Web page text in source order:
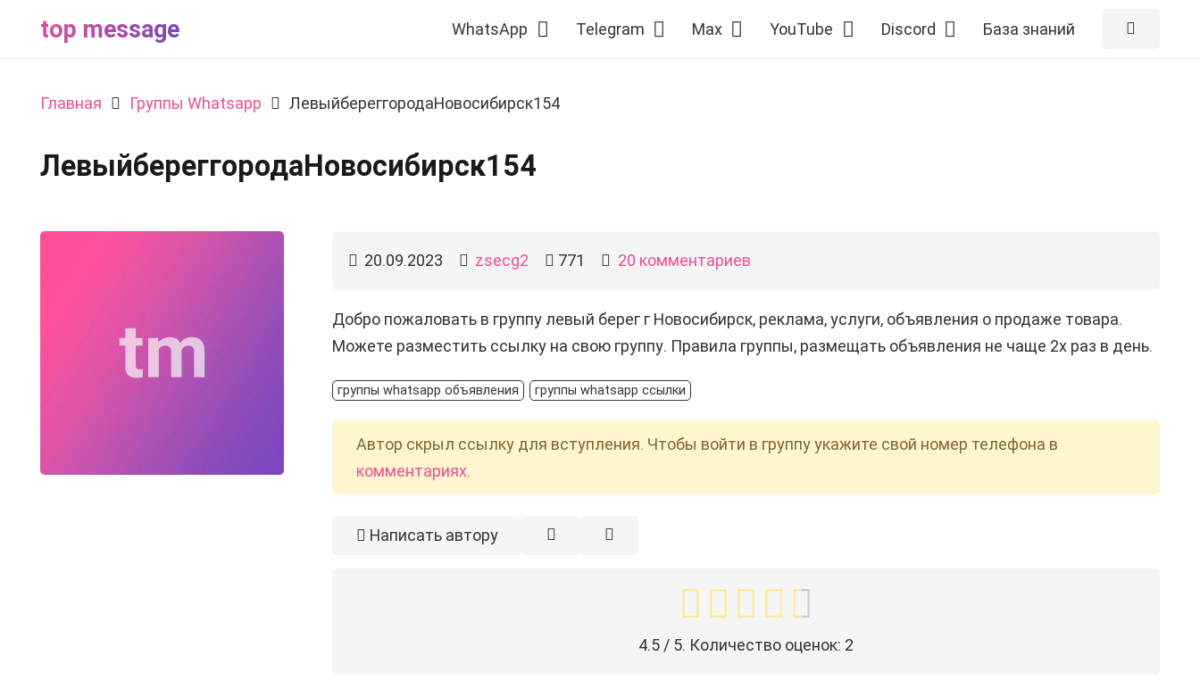
top message WhatsApp Telegram Max YouTube Discord База знаний
Главная Группы Whatsapp ЛевыйбереггородаНовосибирск154
ЛевыйбереггородаНовосибирск154
20.09.2023 zsecg2 771 20 комментариев
Добро пожаловать в группу левый берег г Новосибирск, реклама, услуги, объявления о продаже товара.
Можете разместить ссылку на свою группу. Правила группы, размещать объявления не чаще 2х раз в день.
группы whatsapp объявления группы whatsapp ссылки
Автор скрыл ссылку для вступления. Чтобы войти в группу укажите свой номер телефона в
комментариях.
Написать автору
4.5 / 5. Количество оценок: 2